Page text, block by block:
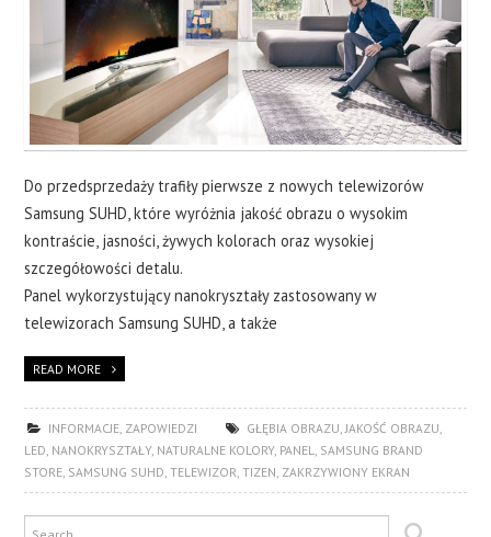
Do przedsprzedaży trafiły pierwsze z nowych telewizorów
Samsung SUHD, które wyróżnia jakość obrazu o wysokim
kontraście, jasności, żywych kolorach oraz wysokiej
szczegółowości detalu.
Panel wykorzystujący nanokryształy zastosowany w
telewizorach Samsung SUHD, a także
READ MORE
INFORMACJE, ZAPOWIEDZI GŁĘBIA OBRAZU,JAKOŚĆ OBRAZU,
LED, NANOKRYSZTAŁY, NATURALNE KOLORY, PANEL, SAMSUNG BRAND
STORE, SAMSUNG SUHD,TELEWIZOR,TIZEN, ZAKRZYWIONY EKRAN